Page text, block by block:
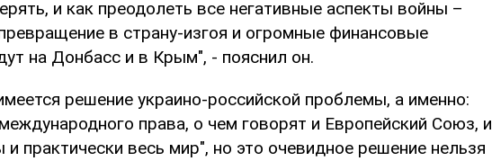
и как преодолеть все негативные аспекты войны –
в страну-изгоя и огромные финансовые
на Донбасс и в Крым", - пояснил он.
решение украино-российской проблемы, а именно:
права, о чем говорят и Европейский Союз, и
практически весь мир", но это очевидное решение нельзя